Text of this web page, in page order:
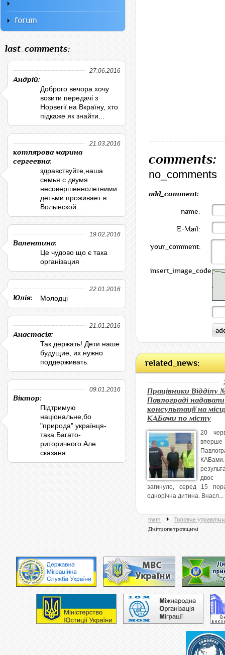
comments:
no_comments
add_comment:
name:
E-Mail:
your_comment:
insert_image_code:
related_news:
Працівники Відділу
Павлограді надавали
консультації на
КАБами по місту
20
вперше
двоє
загинуло, серед 15
однорічна дитина. Внасл...
main
Головне
Дніпропетровщині
forum
last_comments:
27.06.2016
Андрій:
Доброго вечора хочу
возити передачі з
Норвегії на Вкраїну, хто
підкаже як знайти...
21.03.2016
котлярова марина
сергеевна:
здравствуйте,наша
семья с двумя
несовершеннолетними
детьми проживает в
Волынской...
19.02.2016
Валентина:
Це чудово що є така
організация
22.01.2016
Юлія: Молодці
21.01.2016
Анастасія:
Так держать! Дети наше
будущие, их нужно
поддерживать.
09.01.2016
Віктор:
Підтримую
національне,бо
"природа" українця-
така.Багато-
риторичного.Але
сказана:...